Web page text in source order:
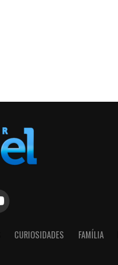
CURIOSIDADES FAMÍLIA